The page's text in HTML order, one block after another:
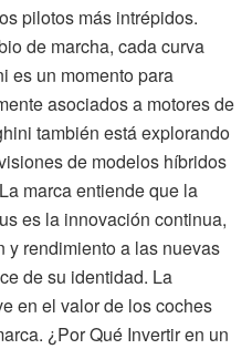
pilotos más intrépidos.
de marcha, cada curva
es un momento para
asociados a motores de
también está explorando
de modelos híbridos
marca entiende que la
es la innovación continua,
y rendimiento a las nuevas
de su identidad. La
en el valor de los coches
¿Por Qué Invertir en un